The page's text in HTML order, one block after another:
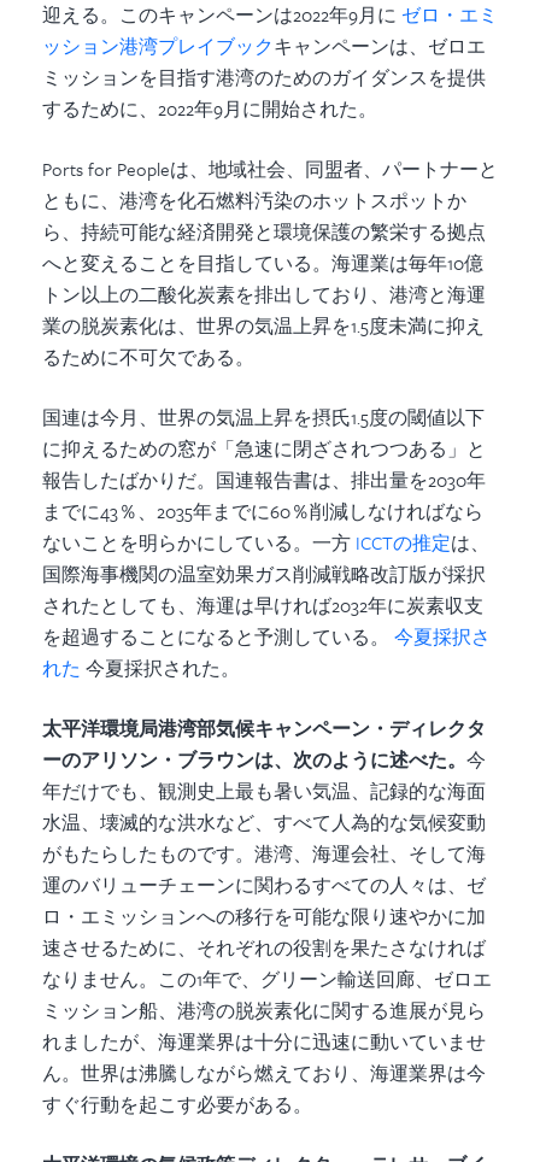
迎える。このキャンペーンは2022年9月に ゼロ・エミ
ッション港湾プレイブックキャンペーンは、ゼロエ
ミッションを目指す港湾のためのガイダンスを提供
するために、2022年9月に開始された。
Ports for Peopleは、地域社会、同盟者、パートナーと
ともに、港湾を化石燃料汚染のホットスポットか
ら、持続可能な経済開発と環境保護の繁栄する拠点
へと変えることを目指している。海運業は毎年10億
トン以上の二酸化炭素を排出しており、港湾と海運
業の脱炭素化は、世界の気温上昇を1.5度未満に抑え
るために不可欠である。
国連は今月、世界の気温上昇を摂氏1.5度の閾値以下
に抑えるための窓が「急速に閉ざされつつある」と
報告したばかりだ。国連報告書は、排出量を2030年
までに43％、2035年までに60％削減しなければなら
ないことを明らかにしている。一方 ICCTの推定は、
国際海事機関の温室効果ガス削減戦略改訂版が採択
されたとしても、海運は早ければ2032年に炭素収支
を超過することになると予測している。 今夏採択さ
れた 今夏採択された。
太平洋環境局港湾部気候キャンペーン・ディレクタ
ーのアリソン・ブラウンは、次のように述べた。 今
年だけでも、観測史上最も暑い気温、記録的な海面
水温、壊滅的な洪水など、すべて人為的な気候変動
がもたらしたものです。港湾、海運会社、そして海
運のバリューチェーンに関わるすべての人々は、ゼ
ロ・エミッションへの移行を可能な限り速やかに加
速させるために、それぞれの役割を果たさなければ
なりません。この1年で、グリーン輸送回廊、ゼロエ
ミッション船、港湾の脱炭素化に関する進展が見ら
れましたが、海運業界は十分に迅速に動いていませ
ん。世界は沸騰しながら燃えており、海運業界は今
すぐ行動を起こす必要がある。